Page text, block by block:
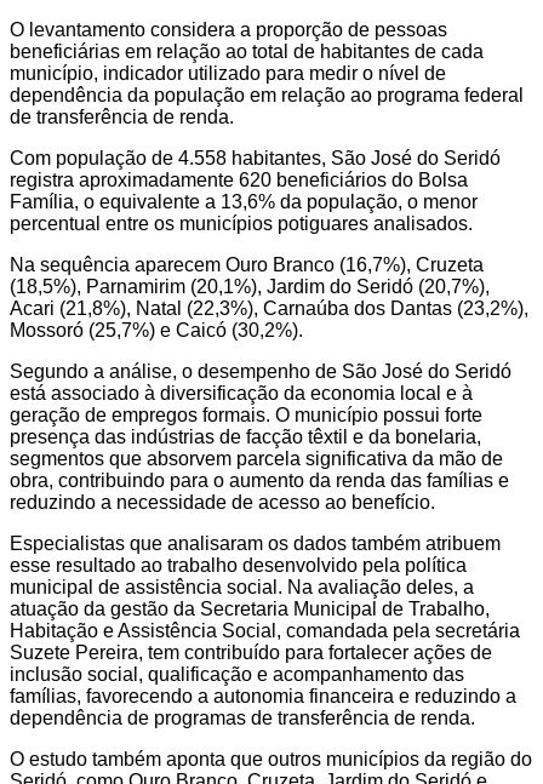
O levantamento considera a proporção de pessoas
beneficiárias em relação ao total de habitantes de cada
município, indicador utilizado para medir o nível de
dependência da população em relação ao programa federal
de transferência de renda.
Com população de 4.558 habitantes, São José do Seridó
registra aproximadamente 620 beneficiários do Bolsa
Família, o equivalente a 13,6% da população, o menor
percentual entre os municípios potiguares analisados.
Na sequência aparecem Ouro Branco (16,7%), Cruzeta
(18,5%), Parnamirim (20,1%), Jardim do Seridó (20,7%),
Acari (21,8%), Natal (22,3%), Carnaúba dos Dantas (23,2%),
Mossoró (25,7%) e Caicó (30,2%).
Segundo a análise, o desempenho de São José do Seridó
está associado à diversificação da economia local e à
geração de empregos formais. O município possui forte
presença das indústrias de facção têxtil e da bonelaria,
segmentos que absorvem parcela significativa da mão de
obra, contribuindo para o aumento da renda das famílias e
reduzindo a necessidade de acesso ao benefício.
Especialistas que analisaram os dados também atribuem
esse resultado ao trabalho desenvolvido pela política
municipal de assistência social. Na avaliação deles, a
atuação da gestão da Secretaria Municipal de Trabalho,
Habitação e Assistência Social, comandada pela secretária
Suzete Pereira, tem contribuído para fortalecer ações de
inclusão social, qualificação e acompanhamento das
famílias, favorecendo a autonomia financeira e reduzindo a
dependência de programas de transferência de renda.
O estudo também aponta que outros municípios da região do